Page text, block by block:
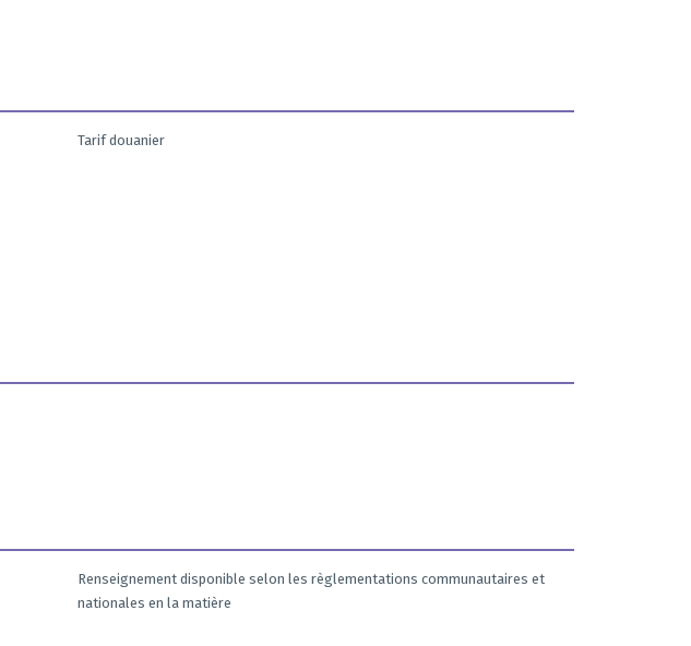
Tarif douanier
Renseignement disponible selon les règlementations communautaires et
nationales en la matière